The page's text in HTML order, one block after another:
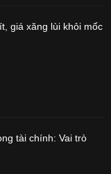
giá xăng lùi khỏi mốc
tài chính: Vai trò